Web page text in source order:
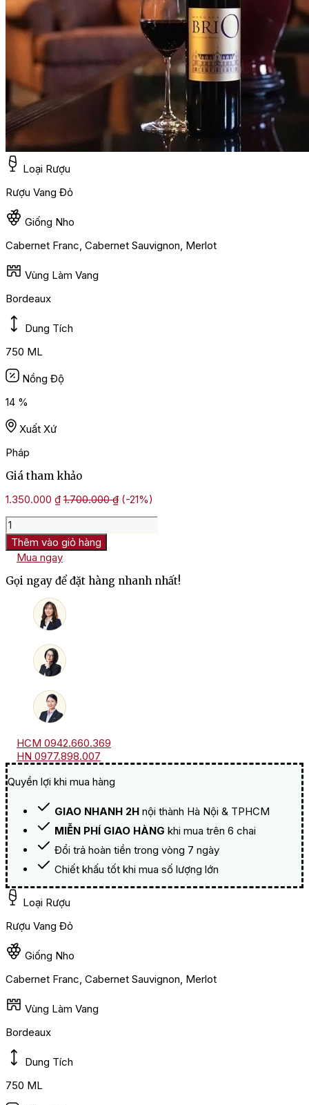
Loại Rượu
Rượu Vang Đỏ
Giống Nho
Cabernet Franc, Cabernet Sauvignon, Merlot
Vùng Làm Vang
Bordeaux
Dung Tích
750 ML
Nồng Độ
14 %
Xuất Xứ
Pháp
Giá tham khảo
1.350.000 ₫ 1.700.000₫ (-21%)
Rượu
Vang
Pháp
Brio
De
Cantenac
Margaux
Thêm vào giỏ hàng
Mua ngay
Gọi ngay để đặt hàng nhanh nhất!
HCM 0942.660.369
HN 0977.898.007
Quyền lợi khi mua hàng
GIAO NHANH 2H nội thành Hà Nội & TPHCM
MIỄN PHÍ GIAO HÀNG khi mua trên 6 chai
Đổi trả hoàn tiền trong vòng 7 ngày
Chiết khấu tốt khi mua số lượng lớn
Loại Rượu
Rượu Vang Đỏ
Giống Nho
Cabernet Franc, Cabernet Sauvignon, Merlot
Vùng Làm Vang
Bordeaux
Dung Tích
750 ML